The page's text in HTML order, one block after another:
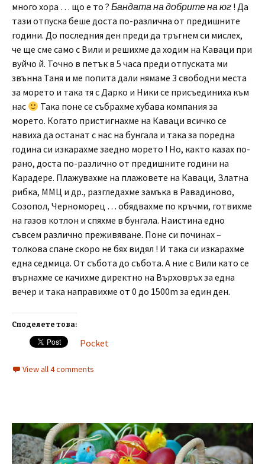
много хора … що е то ? Бандата на добрите на юг ! Да
тази отпуска беше доста по-различна от предишните
години. До последния ден преди да тръгнем си мислех,
че ще сме само с Вили и решихме да ходим на Каваци при
вуйчо й. Точно в петък в 5 часа преди отпуската ми
звънна Таня и ме попита дали нямаме 3 свободни места
за морето и така тя с Дарко и Ники се присъединиха към
нас
Така поне се събрахме хубава компания за
морето. Когато пристигнахме на Каваци всичко се
навиха да останат с нас на бунгала и така за поредна
година си изкарахме заедно морето ! Но, както казах по-
рано, доста по-различно от предишните години на
Карадере. Плажувахме на плажовете на Каваци, Златна
рибка, ММЦ и др., разгледахме замъка в Равадиново,
Созопол, Черноморец … обядвахме по кръчми, готвихме
на газов котлон и спяхме в бунгала. Наистина едно
съвсем различно преживяване. Поне си починах –
толкова спане скоро не бях видял ! И така си изкарахме
една седмица. От събота до събота. А ние с Вили като се
върнахме се качихме директно на Върховръх за една
вечер и така направихме от 0 до 1500m за един ден.
Споделете това:
Pocket
View all 4 comments